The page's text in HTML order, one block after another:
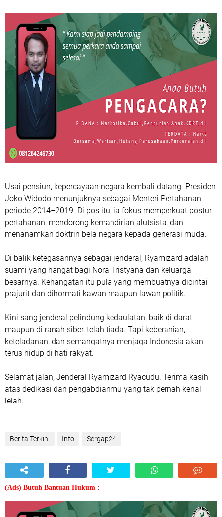
Usai pensiun, kepercayaan negara kembali datang. Presiden
Joko Widodo menunjuknya sebagai Menteri Pertahanan
periode 2014–2019. Di pos itu, ia fokus memperkuat postur
pertahanan, mendorong kemandirian alutsista, dan
menanamkan doktrin bela negara kepada generasi muda.
Di balik ketegasannya sebagai jenderal, Ryamizard adalah
suami yang hangat bagi Nora Tristyana dan keluarga
besarnya. Kehangatan itu pula yang membuatnya dicintai
prajurit dan dihormati kawan maupun lawan politik.
Kini sang jenderal pelindung kedaulatan, baik di darat
maupun di ranah siber, telah tiada. Tapi keberanian,
keteladanan, dan semangatnya menjaga Indonesia akan
terus hidup di hati rakyat.
Selamat jalan, Jenderal Ryamizard Ryacudu. Terima kasih
atas dedikasi dan pengabdianmu yang tak pernah kenal
lelah.
Berita Terkini Info Sergap24
(Ads) Butuh Bantuan Hukum :